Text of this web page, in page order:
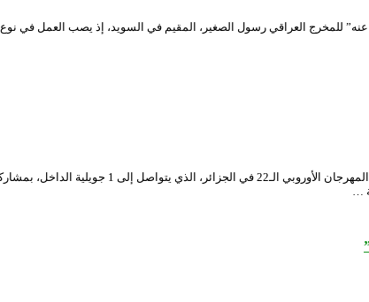
للمخرج العراقي رسول الصغير، المقيم في السويد، إذ يصب العمل في
شهد المسرح الوطني الجزائري محي الدين بشطارزي،
…